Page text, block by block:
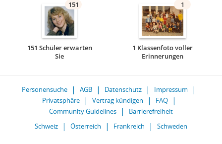
151
151 Schüler erwarten
Sie
1
1 Klassenfoto voller
Erinnerungen
Personensuche AGB Datenschutz
Impressum
Privatsphäre
Vertrag kündigen
FAQ
Community Guidelines
Barrierefreiheit
Schweiz
Österreich Frankreich Schweden